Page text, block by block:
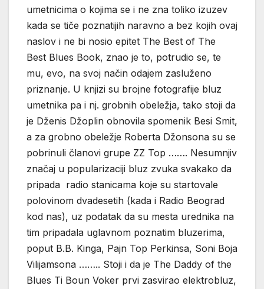
umetnicima o kojima se i ne zna toliko izuzev
kada se tiče poznatijih naravno a bez kojih ovaj
naslov i ne bi nosio epitet The Best of The
Best Blues Book, znao je to, potrudio se, te
mu, evo, na svoj način odajem zasluženo
priznanje. U knjizi su brojne fotografije bluz
umetnika pa i nj. grobnih obeležja, tako stoji da
je Dženis Džoplin obnovila spomenik Besi Smit,
a za grobno obeležje Roberta Džonsona su se
pobrinuli članovi grupe ZZ Top ……. Nesumnjiv
značaj u popularizaciji bluz zvuka svakako da
pripada radio stanicama koje su startovale
polovinom dvadesetih (kada i Radio Beograd
kod nas), uz podatak da su mesta urednika na
tim pripadala uglavnom poznatim bluzerima,
poput B.B. Kinga, Pajn Top Perkinsa, Soni Boja
Vilijamsona …….. Stoji i da je The Daddy of the
Blues Ti Boun Voker prvi zasvirao elektrobluz,